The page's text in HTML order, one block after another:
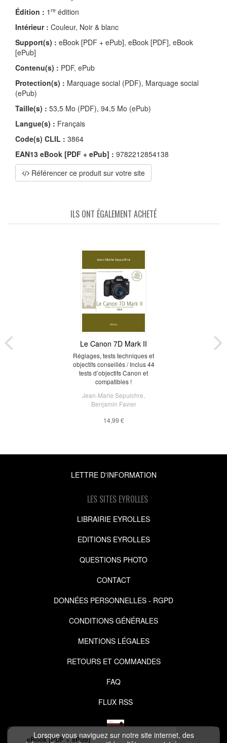
Lorsque vous naviguez sur notre site internet, des
eBook [PDF + ePub]
Édition : 1 re édition
Intérieur : Couleur, Noir & blanc
Support(s) : eBook [PDF + ePub], eBook [PDF], eBook
[ePub]
Contenu(s) : PDF, ePub
Protection(s) : Marquage social (PDF), Marquage social
(ePub)
Taille(s) : 53,5 Mo (PDF), 94,5 Mo (ePub)
Langue(s) : Français
Code(s) CLIL : 3864
EAN13 eBook [PDF + ePub] : 9782212854138
Référencer ce produit sur votre site
ILS ONT ÉGALEMENT ACHETÉ
Le Canon 7D Mark II
Réglages, tests techniques et
objectifs conseillés / Inclus 44
tests d’objectifs Canon et
compatibles !
Jean-Marie Sepulchre
Benjamin Favier
14,99 €
LETTRE D'INFORMATION
LES SITES EYROLLES
LIBRAIRIE EYROLLES
EDITIONS EYROLLES
QUESTIONS PHOTO
CONTACT
DONNÉES PERSONNELLES - RGPD
CONDITIONS GÉNÉRALES
MENTIONS LÉGALES
RETOURS ET COMMANDES
FAQ
FLUX RSS